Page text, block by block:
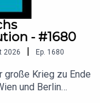
- #1680
2026 | Ep. 1680
große Krieg zu Ende
und Berlin
bereits das